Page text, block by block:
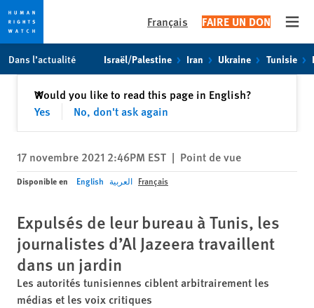
toto
content
Français FAIRE UN DON
Dans l’actualité Israël/Palestine Iran Ukraine Tunisie
Would you like to read this page in English?
Yes
No, don't ask again
✕Fermer
17 novembre 2021 2:46PM EST | Point de vue
Disponible en English العربية Français
Expulsés de leur bureau à Tunis, les
journalistes d’Al Jazeera travaillent
dans un jardin
Les autorités tunisiennes ciblent arbitrairement les
médias et les voix critiques